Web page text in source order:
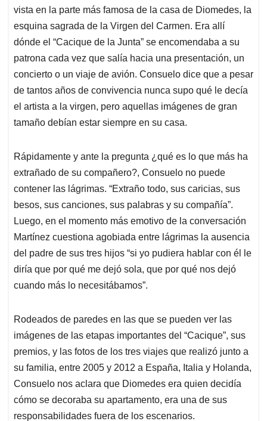
vista en la parte más famosa de la casa de Diomedes, la
esquina sagrada de la Virgen del Carmen. Era allí
dónde el “Cacique de la Junta” se encomendaba a su
patrona cada vez que salía hacia una presentación, un
concierto o un viaje de avión. Consuelo dice que a pesar
de tantos años de convivencia nunca supo qué le decía
el artista a la virgen, pero aquellas imágenes de gran
tamaño debían estar siempre en su casa.
Rápidamente y ante la pregunta ¿qué es lo que más ha
extrañado de su compañero?, Consuelo no puede
contener las lágrimas. “Extraño todo, sus caricias, sus
besos, sus canciones, sus palabras y su compañía”.
Luego, en el momento más emotivo de la conversación
Martínez cuestiona agobiada entre lágrimas la ausencia
del padre de sus tres hijos “si yo pudiera hablar con él le
diría que por qué me dejó sola, que por qué nos dejó
cuando más lo necesitábamos”.
Rodeados de paredes en las que se pueden ver las
imágenes de las etapas importantes del “Cacique”, sus
premios, y las fotos de los tres viajes que realizó junto a
su familia, entre 2005 y 2012 a España, Italia y Holanda,
Consuelo nos aclara que Diomedes era quien decidía
cómo se decoraba su apartamento, era una de sus
responsabilidades fuera de los escenarios.